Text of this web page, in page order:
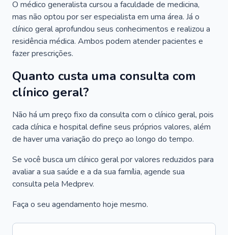
O médico generalista cursou a faculdade de medicina,
mas não optou por ser especialista em uma área. Já o
clínico geral aprofundou seus conhecimentos e realizou a
residência médica. Ambos podem atender pacientes e
fazer prescrições.
Quanto custa uma consulta com
clínico geral?
Não há um preço fixo da consulta com o clínico geral, pois
cada clínica e hospital define seus próprios valores, além
de haver uma variação do preço ao longo do tempo.
Se você busca um clínico geral por valores reduzidos para
avaliar a sua saúde e a da sua família, agende sua
consulta pela Medprev.
Faça o seu agendamento hoje mesmo.